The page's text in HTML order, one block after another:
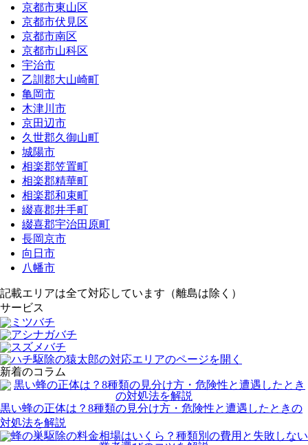
京都市東山区
京都市伏見区
京都市南区
京都市山科区
宇治市
乙訓郡大山崎町
亀岡市
木津川市
京田辺市
久世郡久御山町
城陽市
相楽郡笠置町
相楽郡精華町
相楽郡和束町
綴喜郡井手町
綴喜郡宇治田原町
長岡京市
向日市
八幡市
記載エリアは全て対応しています（離島は除く）
サービス
新着のコラム
黒い蜂の正体は？8種類の見分け方・危険性と遭遇したときの
対処法を解説